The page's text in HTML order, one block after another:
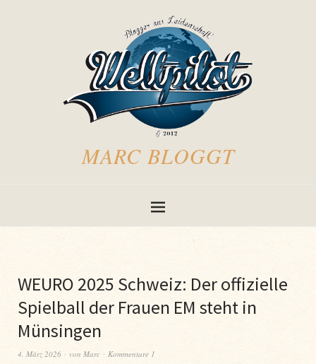
MARC BLOGGT
WEURO 2025 Schweiz: Der offizielle
Spielball der Frauen EM steht in
Münsingen
4. März 2026 von Marc Kommentare 1